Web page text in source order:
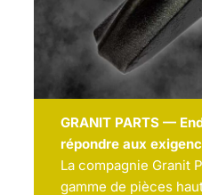
GRANIT PARTS —
répondre aux
La compagnie Granit
gamme de pièces